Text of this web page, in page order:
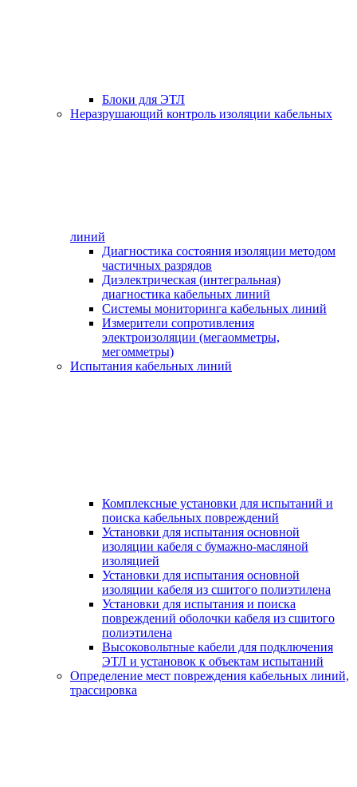
Блоки для ЭТЛ
Неразрушающий контроль изоляции кабельных
линий
Диагностика состояния изоляции методом
частичных разрядов
Диэлектрическая (интегральная)
диагностика кабельных линий
Системы мониторинга кабельных линий
Измерители сопротивления
электроизоляции (мегаомметры,
мегомметры)
Испытания кабельных линий
Комплексные установки для испытаний и
поиска кабельных повреждений
Установки для испытания основной
изоляции кабеля с бумажно-масляной
изоляцией
Установки для испытания основной
изоляции кабеля из сшитого полиэтилена
Установки для испытания и поиска
повреждений оболочки кабеля из сшитого
полиэтилена
Высоковольтные кабели для подключения
ЭТЛ и установок к объектам испытаний
Определение мест повреждения кабельных линий,
трассировка